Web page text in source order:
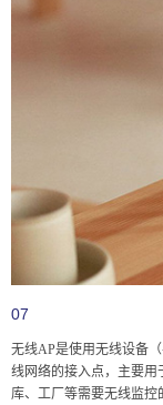
07
无线AP是使用无线设备
线网络的接入点，主要
库、工厂等需要无线监